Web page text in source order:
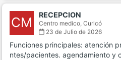
CM RECEPCION
Centro medico, Curicó
23 de Julio de 2026
Funciones principales: atención
ntes/pacientes. agendamiento y